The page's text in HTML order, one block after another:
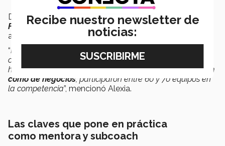
Del 20 al 23 de abrilasistirán al mundial de robótica
FIRST RoboticCompetition . Para lograrlo, se prepararon
a partir del mes de
enero de 2022.
“Me parece que fue el 8 de enero de este año y la
competencia la tuvimos el 9 de marzo entonces estamos
hablando de unas8 o 9 semanas tanto de construcción
como de negocios , participaron entre 60 y 70 equipos en
la competencia”, mencionó Alexia.
Las claves que pone en práctica
como mentora y subcoach
Recibe nuestro newsletter de
noticias: